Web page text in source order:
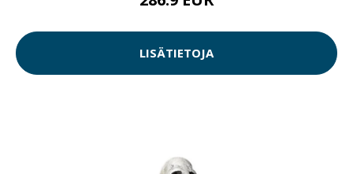
LISÄTIETOJA